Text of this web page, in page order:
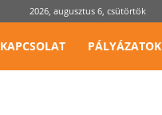
2026, augusztus 6, csütörtök
KAPCSOLAT PÁLYÁZATOK